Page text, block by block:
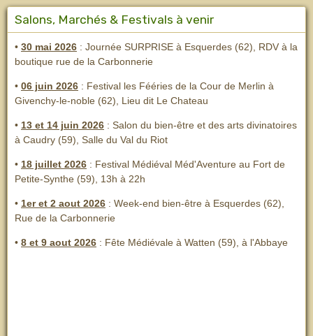
Salons, Marchés & Festivals à venir
• 30 mai 2026 : Journée SURPRISE à Esquerdes (62), RDV à la
boutique rue de la Carbonnerie
• 06 juin 2026 : Festival les Fééries de la Cour de Merlin à
Givenchy-le-noble (62), Lieu dit Le Chateau
• 13 et 14 juin 2026 : Salon du bien-être et des arts divinatoires
à Caudry (59), Salle du Val du Riot
• 18 juillet 2026 : Festival Médiéval Méd'Aventure au Fort de
Petite-Synthe (59), 13h à 22h
• 1er et 2 aout 2026 : Week-end bien-être à Esquerdes (62),
Rue de la Carbonnerie
• 8 et 9 aout 2026 : Fête Médiévale à Watten (59), à l'Abbaye